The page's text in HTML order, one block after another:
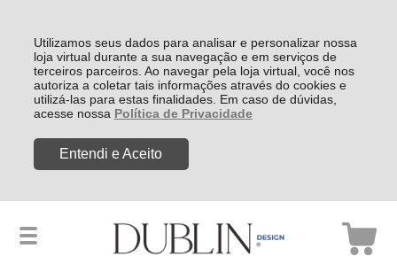
Utilizamos seus dados para analisar e personalizar nossa
loja virtual durante a sua navegação e em serviços de
terceiros parceiros. Ao navegar pela loja virtual, você nos
autoriza a coletar tais informações através do cookies e
utilizá-las para estas finalidades. Em caso de dúvidas,
acesse nossa Política de Privacidade
Entendi e Aceito